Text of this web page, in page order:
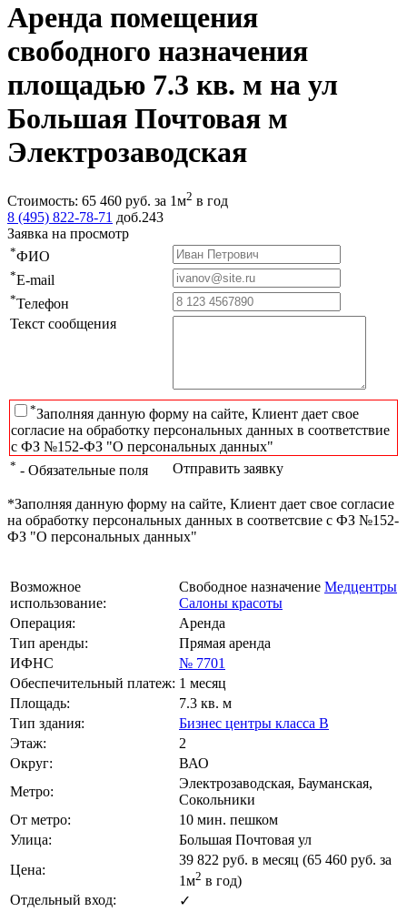
Аренда помещения
свободного назначения
площадью 7.3 кв. м на ул
Большая Почтовая м
Электрозаводская
Стоимость: 65 460 руб. за 1м2 в год
8 (495) 822-78-71 доб.243
Заявка на просмотр
*ФИО
*E-mail
*Телефон
Текст сообщения
*Заполняя данную форму на сайте, Клиент дает свое
согласие на обработку персональных данных в соответствие
с ФЗ №152-ФЗ "О персональных данных"
* - Обязательные поля Отправить заявку
*Заполняя данную форму на сайте, Клиент дает свое согласие
на обработку персональных данных в соответсвие с ФЗ №152-
ФЗ "О персональных данных"
Возможное
использование:
Свободное назначение Медцентры
Салоны красоты
Операция:
Аренда
Тип аренды:
Прямая аренда
ИФНС
№ 7701
Обеспечительный платеж: 1 месяц
Площадь:
7.3 кв. м
Тип здания:
Бизнес центры класса B
Этаж:
2
Округ:
ВАО
Метро:
Электрозаводская, Бауманская,
Сокольники
От метро:
10 мин. пешком
Улица:
Большая Почтовая ул
Цена:
39 822 руб. в месяц (65 460 руб. за
1м2 в год)
Отдельный вход:
✓